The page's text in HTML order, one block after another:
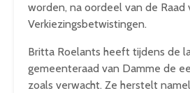
worden, na oordeel van de Raad
Verkiezingsbetwistingen.
Britta Roelants heeft tijdens de
gemeenteraad van Damme de
zoals verwacht. Ze herstelt